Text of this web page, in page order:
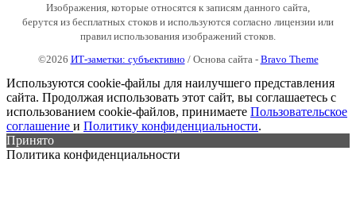
Изображения, которые относятся к записям данного сайта,
берутся из бесплатных стоков и используются согласно лицензии или
правил использования изображений стоков.
©2026 ИТ-заметки: субъективно / Основа сайта - Bravo Theme
Используются cookie-файлы для наилучшего представления
сайта. Продолжая использовать этот сайт, вы соглашаетесь с
использованием cookie-файлов, принимаете Пользовательское
соглашение и Политику конфиденциальности.
Принято
Политика конфиденциальности